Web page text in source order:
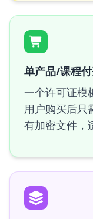
单产品/课程
一个许可证模
用户购买后只
有加密文件，